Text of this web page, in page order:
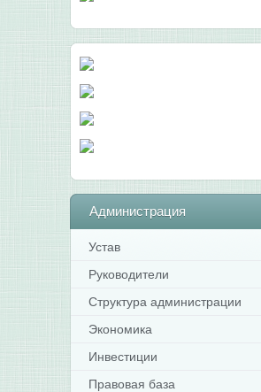
Администрация
Устав
Руководители
Структура администрации
Экономика
Инвестиции
Правовая база